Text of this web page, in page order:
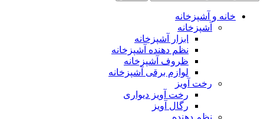
خانه و آشپزخانه
آشپزخانه
ابزار آشپزخانه
نظم دهنده آشپزخانه
ظروف آشپزخانه
لوازم برقی آشپزخانه
رخت آویز
رخت آویز دیواری
رگال آویز
نظم دهنده